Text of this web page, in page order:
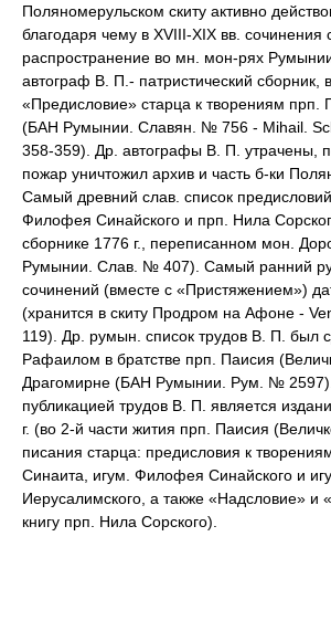
Поляномерульском скиту активно
благодаря чему в XVIII-XIX вв. сочинения
распространение во мн. мон-рях
автограф В. П.- патристический сборник,
«Предисловие» старца к творениям прп.
(БАН Румынии. Славян. № 756 - Mihail.
358-359). Др. автографы В. П. утрачены,
пожар уничтожил архив и часть б-ки
Самый древний слав. список
Филофея Синайского и прп. Нила
сборнике 1776 г., переписанном мон.
Румынии. Слав. № 407). Самый ранний
сочинений (вместе с «Пристяжением»)
(хранится в скиту Продром на Афоне -
119). Др. румын. список трудов В. П. был
Рафаилом в братстве прп. Паисия
Драгомирне (БАН Румынии. Рум. №
публикацией трудов В. П. является
г. (во 2-й части жития прп. Паисия
писания старца: предисловия к
Синаита, игум. Филофея Синайского и
Иерусалимского, а также «Надсловие» и
книгу прп. Нила Сорского).